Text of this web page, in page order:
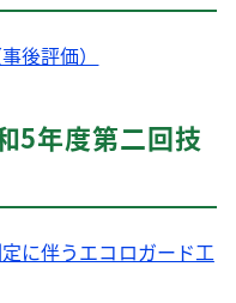
後評価）
5年度第二回技
に伴うエコロガード工